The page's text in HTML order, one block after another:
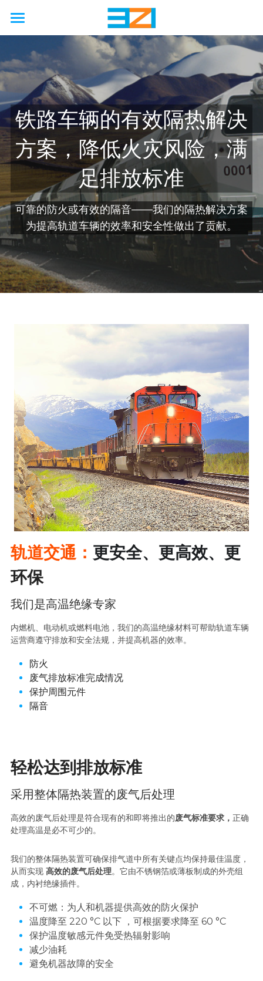
首页
行业
非公路
农业
矿业
铁路
工程
公路
汽车
卡车
客车
新能源
工厂
硫化机
压缩机
巨型轮胎
啤酒厂
制药厂
发电
石油天然气
海洋
使用场景
国际海上安全公约
接触保护
废气处理
防火
隔音
改造
能力
工程
模拟
制造
服务
解决方案
硬金属防护壳
软金属防护罩
柔性节能保温套
国六/七
联系我们
关于我们
企业简介
企业资质
三二一研发
新闻动态
铁路车辆的有效隔热解决
方案，降低火灾风险，满
足排放标准
可靠的防火或有效的隔音——我们的隔热解决方案
为提高轨道车辆的效率和安全性做出了贡献。
轨道交通： 更安全、更高效、更
环保
我们是高温绝缘专家
内燃机、电动机或燃料电池，我们的高温绝缘材料可帮助轨道车辆
运营商遵守排放和安全法规，并提高机器的效率。
防火
废气排放标准完成情况
保护周围元件
隔音
轻松达到排放标准
采用整体隔热装置的废气后处理
高效的废气后处理是符合现有的和即将推出的废气标准要求， 正确
处理高温是必不可少的。
我们的整体隔热装置可确保排气道中所有关键点均保持最佳温度，
从而实现 高效的废气后处理。它由不锈钢箔或薄板制成的外壳组
成，内衬绝缘插件。
不可燃：为人和机器提供高效的防火保护
温度降至 220 °C 以下 ，可根据要求降至 60 °C
保护温度敏感元件免受热辐射影响
减少油耗
避免机器故障的安全